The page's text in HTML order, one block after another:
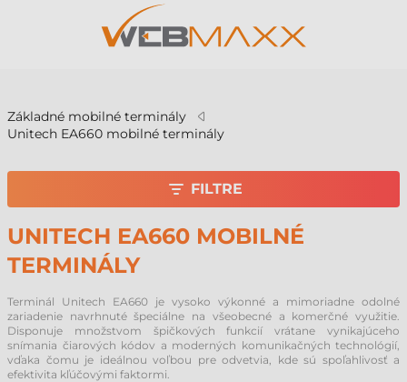
Základné mobilné terminály
Unitech EA660 mobilné terminály
UNITECH EA660 MOBILNÉ
TERMINÁLY
Terminál Unitech EA660 je vysoko výkonné a mimoriadne odolné
zariadenie navrhnuté špeciálne na všeobecné a komerčné využitie.
Disponuje množstvom špičkových funkcií vrátane vynikajúceho
snímania čiarových kódov a moderných komunikačných technológií,
vďaka čomu je ideálnou voľbou pre odvetvia, kde sú spoľahlivosť a
efektivita kľúčovými faktormi.
FILTRE